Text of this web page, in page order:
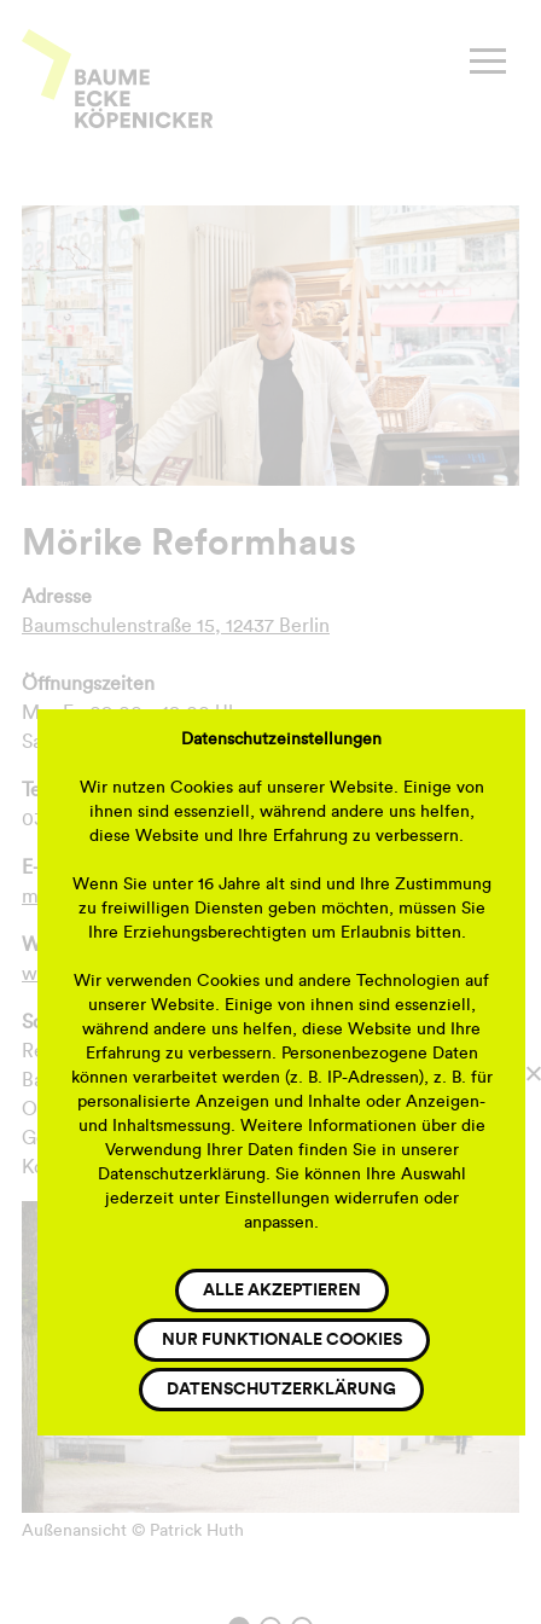
Inhalt
springen
Baume Ecke Köpenicker
Mörike Reformhaus
Adresse
Baumschulenstraße 15, 12437 Berlin
Öffnungszeiten
Mo.-Fr. 09:00 – 18:00 Uhr
Sa. 09:00 – 13:00 Uhr
Telefonnummer
030 – 532 14841
E-Mail-Adresse
moerike-reformhaus@t-online.de
Webseite
www.moerike-reformhaus.de
Sortiment
Reformprodukte
Backwaren
Obst und Gemüse
Getränke
Kosmetik
Außenansicht © Patrick Huth
Datenschutzeinstellungen
Wir nutzen Cookies auf unserer Website. Einige von
ihnen sind essenziell, während andere uns helfen,
diese Website und Ihre Erfahrung zu verbessern.
Wenn Sie unter 16 Jahre alt sind und Ihre Zustimmung
zu freiwilligen Diensten geben möchten, müssen Sie
Ihre Erziehungsberechtigten um Erlaubnis bitten.
Wir verwenden Cookies und andere Technologien auf
unserer Website. Einige von ihnen sind essenziell,
während andere uns helfen, diese Website und Ihre
Erfahrung zu verbessern. Personenbezogene Daten
können verarbeitet werden (z. B. IP-Adressen), z. B. für
personalisierte Anzeigen und Inhalte oder Anzeigen-
und Inhaltsmessung. Weitere Informationen über die
Verwendung Ihrer Daten finden Sie in unserer
Datenschutzerklärung. Sie können Ihre Auswahl
jederzeit unter Einstellungen widerrufen oder
anpassen.
ALLE AKZEPTIEREN
NUR FUNKTIONALE COOKIES
DATENSCHUTZERKLÄRUNG